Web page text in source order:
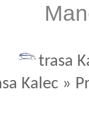
trasa
Kalec »